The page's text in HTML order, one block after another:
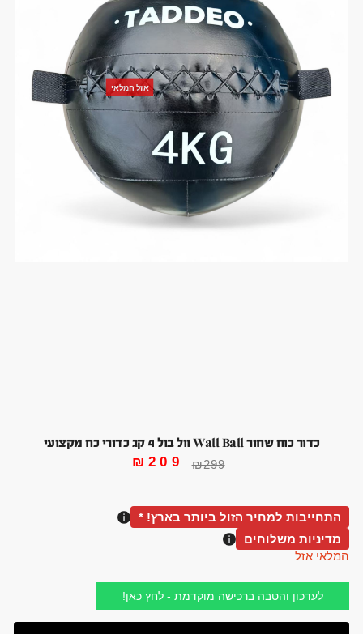
אזל המלאי
כדור כוח שחור Wall Ball וול בול 4 קג כדורי כח מקצועי
₪299
₪ 209
התחייבות למחיר הזול ביותר בארץ! *
מדיניות משלוחים
המלאי אזל
לעדכון והטבה ברכישה מוקדמת - לחץ כאן!